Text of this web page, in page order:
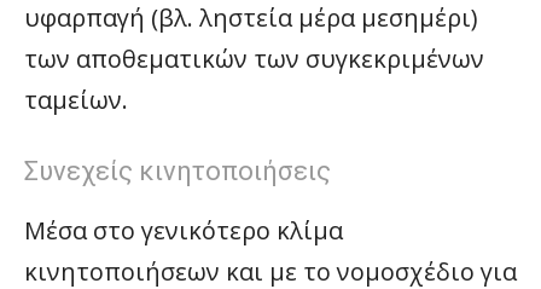
υφαρπαγή (βλ. ληστεία μέρα μεσημέρι)
των αποθεματικών των συγκεκριμένων
ταμείων.
Συνεχείς κινητοποιήσεις
Μέσα στο γενικότερο κλίμα
κινητοποιήσεων και με το νομοσχέδιο για